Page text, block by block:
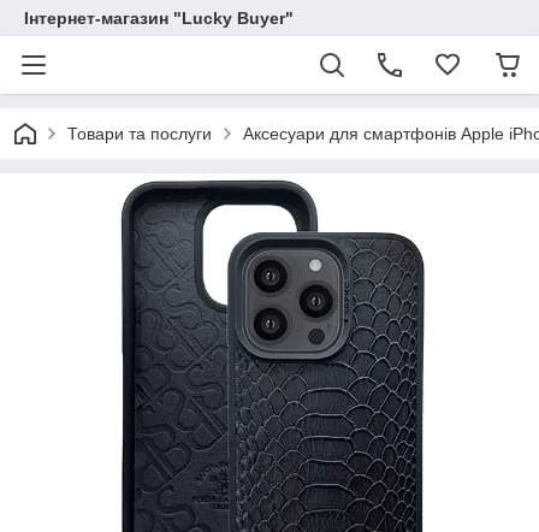
Інтернет-магазин "Lucky Buyer"
Товари та послуги Аксесуари для смартфонів Apple